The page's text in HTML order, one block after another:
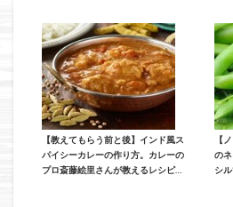
【教えてもらう前と後】インド風ス
パイシーカレーの作り方。カレーの
プロ斎藤絵里さんが教えるレシピ
【
の
シ